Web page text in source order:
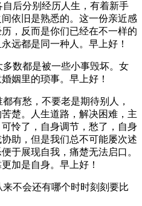
后分别经历人生，有着新手
依旧是熟悉的。这一份亲近感
，反而是你们已经在不一样的
远都是同一种人。早上好！
数都是被一些小事毁坏。女
姻里的琐事。早上好！
有愁，不要老是期待别人，
楚。人生道路，解决困难，主
怜了，自身调节，愁了，自身
助，但是我们总不可能屡次述
于展现自我，痛楚无法启口。
加是自身。早上好！
不会还有哪个时时刻刻要比